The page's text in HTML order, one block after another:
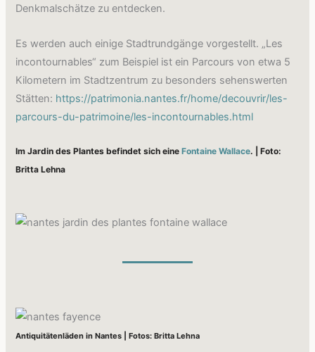
Denkmalschätze zu entdecken.
Es werden auch einige Stadtrundgänge vorgestellt. „Les
incontournables“ zum Beispiel ist ein Parcours von etwa 5
Kilometern im Stadtzentrum zu besonders sehenswerten
Stätten: https://patrimonia.nantes.fr/home/decouvrir/les-
parcours-du-patrimoine/les-incontournables.html
Im Jardin des Plantes befindet sich eineFontaine Wallace. | Foto:
Britta Lehna
Antiquitätenläden in Nantes | Fotos: Britta Lehna